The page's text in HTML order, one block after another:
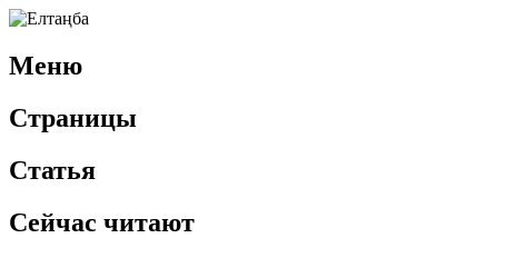
Меню
Страницы
Статья
Сейчас читают